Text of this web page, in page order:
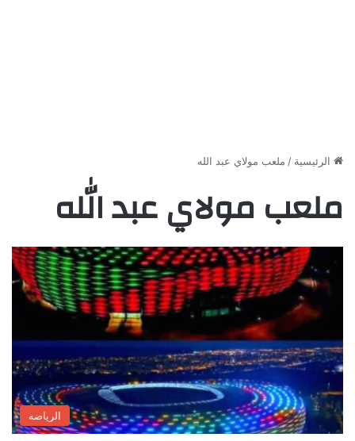
الرئيسية / ملعب مولاي عبد الله
ملعب مولاي عبد الله
الرياضه